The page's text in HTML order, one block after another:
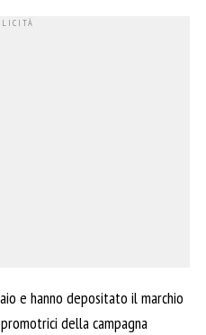
e hanno depositato il marchio
della campagna